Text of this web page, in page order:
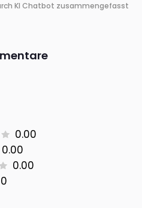
KI Chatbot zusammengefasst
0.00
0.00
0.00